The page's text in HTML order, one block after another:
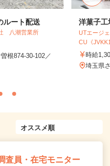
ルート配送
八潮営業所
根874-30-102／
洋菓子工
UTエージ
CU《
時給
埼玉県
査員・在宅モニター